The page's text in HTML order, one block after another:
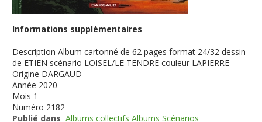
Informations supplémentaires
Description Album cartonné de 62 pages format 24/32 dessin
de ETIEN scénario LOISEL/LE TENDRE couleur LAPIERRE
Origine DARGAUD
Année 2020
Mois 1
Numéro 2182
Publié dans Albums collectifs Albums Scénarios